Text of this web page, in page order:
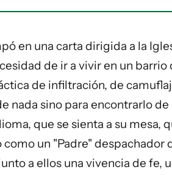
en una carta dirigida a la
de ir a vivir en un
de infiltración, de
nada sino para encontrarlo de
que se sienta a su mesa,
como un "Padre" despachador
a ellos una vivencia de fe,